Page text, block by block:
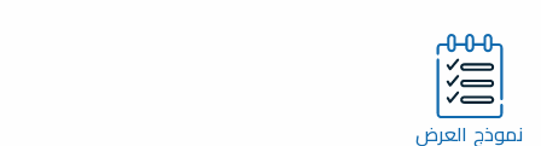
نموذج العرض